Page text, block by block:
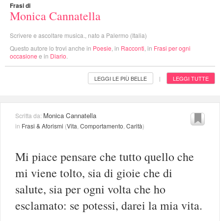
Frasi di
Monica Cannatella
Scrivere e ascoltare musica., nato a Palermo (Italia)
Questo autore lo trovi anche in Poesie , in Racconti , in Frasi per ogni
occasione e in Diario
LEGGI LE PIÙ BELLE | LEGGI TUTTE
Scritta da: Monica Cannatella
in Frasi & Aforismi (Vita,Comportamento,Carità)
Mi piace pensare che tutto quello che
mi viene tolto, sia di gioie che di
salute, sia per ogni volta che ho
esclamato: se potessi, darei la mia vita.